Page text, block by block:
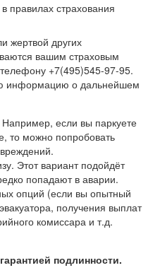
правилах страхования
жертвой других
вашим страховым
+7(495)545-97-95.
информацию о дальнейшем
если вы паркуете
то можно попробовать
Этот вариант подойдёт
попадают в аварии.
опций (если вы опытный
получения выплат
комиссара и т.д.
подлинности.